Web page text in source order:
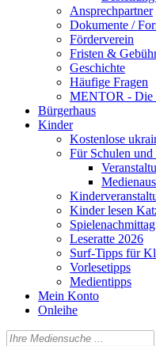
Ansprechpartner
Dokumente /
Förderverein
Fristen &
Geschichte
Häufige Fragen
MENTOR - Die
Bürgerhaus
Kinder
Kostenlose
Für Schulen
Kinder lesen
Spielenachmittag
Leseratte 2026
Surf-Tipps für
Vorlesetipps
Medientipps
Mein Konto
Onleihe